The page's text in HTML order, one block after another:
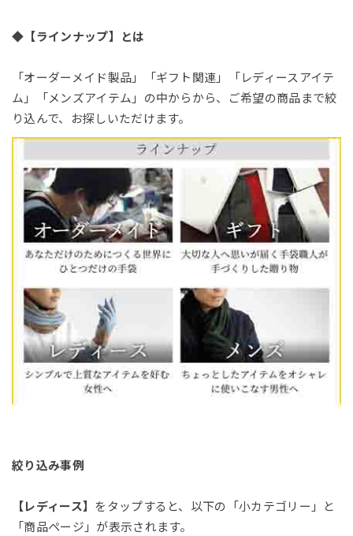
◆ 【ラインナップ】とは
「オーダーメイド製品」「ギフト関連」「レディースアイテ
ム」「メンズアイテム」の中からから、ご希望の商品まで絞
り込んで、お探しいただけます。
絞り込み事例
【レディース】 をタップすると、以下の「小カテゴリー」と
「商品ページ」が表示されます。